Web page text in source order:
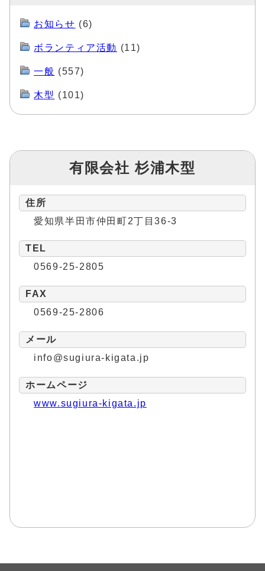
お知らせ (6)
ボランティア活動 (11)
一般 (557)
木型 (101)
有限会社 杉浦木型
住所
愛知県半田市仲田町2丁目36-3
TEL
0569-25-2805
FAX
0569-25-2806
メール
info@sugiura-kigata.jp
ホームページ
www.sugiura-kigata.jp